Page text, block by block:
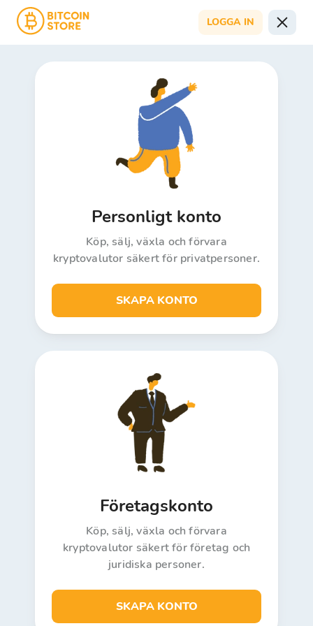
LOGGA IN
Personligt konto
Köp, sälj, växla och förvara
kryptovalutor säkert för privatpersoner.
SKAPA KONTO
Företagskonto
Köp, sälj, växla och förvara
kryptovalutor säkert för företag och
juridiska personer.
SKAPA KONTO